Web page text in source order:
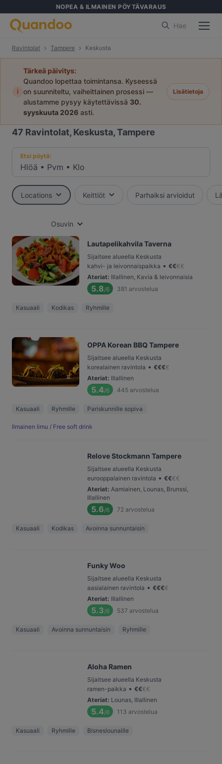
NOPEA & ILMAINEN PÖYTÄVARAUS
Hae
Ravintolat Tampere Keskusta
i
Tärkeä päivitys:
Quandoo lopettaa toimintansa. Kyseessä
on suunniteltu, vaiheittainen prosessi —
alustamme pysyy käytettävissä 30.
syyskuuta 2026 asti.
Lisätietoja
47 Ravintolat, Keskusta, Tampere
Etsi pöytä:
Hlöä • Pvm • Klo
Locations Keittiöt Parhaiksi arvioidut
Osuvin
Lautapelikahvila Taverna
Sijaitsee alueella Keskusta
kahvi- ja leivonnaispaikka • €€€€
Ateriat: Illallinen, Kavia & leivonnaisia
5.8/6 381 arvostelua
Kasuaali Kodikas Ryhmille
OPPA Korean BBQ Tampere
Sijaitsee alueella Keskusta
korealainen ravintola • €€€€
Ateriat: Illallinen
5.4/6 445 arvostelua
Kasuaali Ryhmille Pariskunnille sopiva
Ilmainen limu / Free soft drink
Relove Stockmann Tampere
Sijaitsee alueella Keskusta
eurooppalainen ravintola • €€€€
Ateriat: Aamiainen, Lounas, Brunssi,
Illallinen
5.6/6 72 arvostelua
Kasuaali Kodikas Avoinna sunnuntaisin
Funky Woo
Sijaitsee alueella Keskusta
aasialainen ravintola • €€€€
Ateriat: Illallinen
5.3/6 537 arvostelua
Kasuaali Avoinna sunnuntaisin Ryhmille
Aloha Ramen
Sijaitsee alueella Keskusta
ramen-paikka • €€€€
Ateriat: Lounas, Illallinen
5.4/6 113 arvostelua
Kasuaali Ryhmille Bisneslounaille